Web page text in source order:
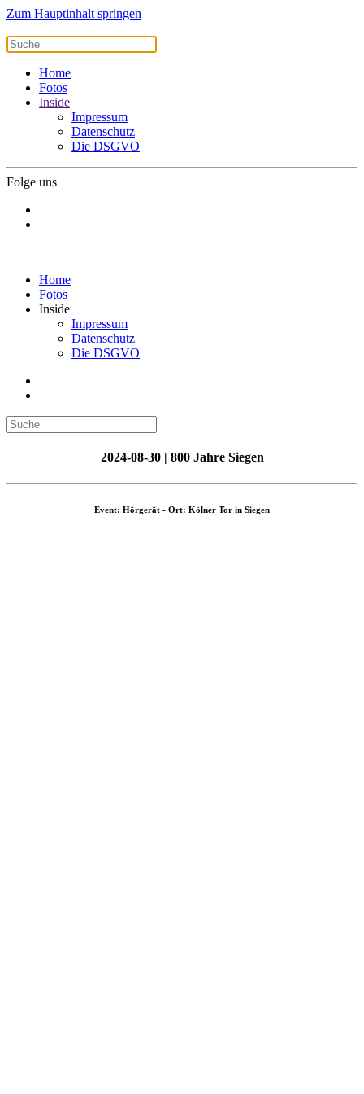
Zum Hauptinhalt springen
Home
Fotos
Inside
Impressum
Datenschutz
Die DSGVO
Folge uns
Home
Fotos
Inside
Impressum
Datenschutz
Die DSGVO
2024-08-30 | 800 Jahre Siegen
Event: Hörgerät - Ort: Kölner Tor in Siegen